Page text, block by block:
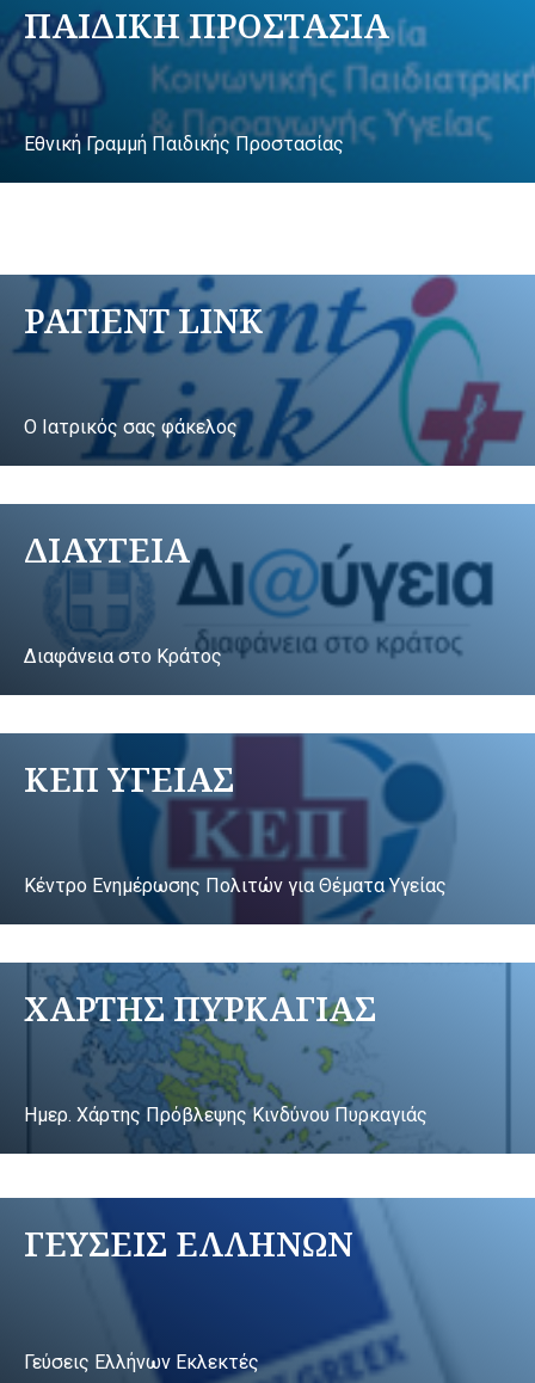
ΠΑΙΔΙΚΗ ΠΡΟΣΤΑΣΙΑ
Εθνική Γραμμή Παιδικής Προστασίας
PATIENT LINK
Ο Ιατρικός σας φάκελος
ΔΙΑΥΓΕΙΑ
Διαφάνεια στο Κράτος
ΚΕΠ ΥΓΕΙΑΣ
Κέντρο Ενημέρωσης Πολιτών για Θέματα Υγείας
ΧΑΡΤΗΣ ΠΥΡΚΑΓΙΑΣ
Ημερ. Χάρτης Πρόβλεψης Κινδύνου Πυρκαγιάς
ΓΕΥΣΕΙΣ ΕΛΛΗΝΩΝ
Γεύσεις Ελλήνων Εκλεκτές